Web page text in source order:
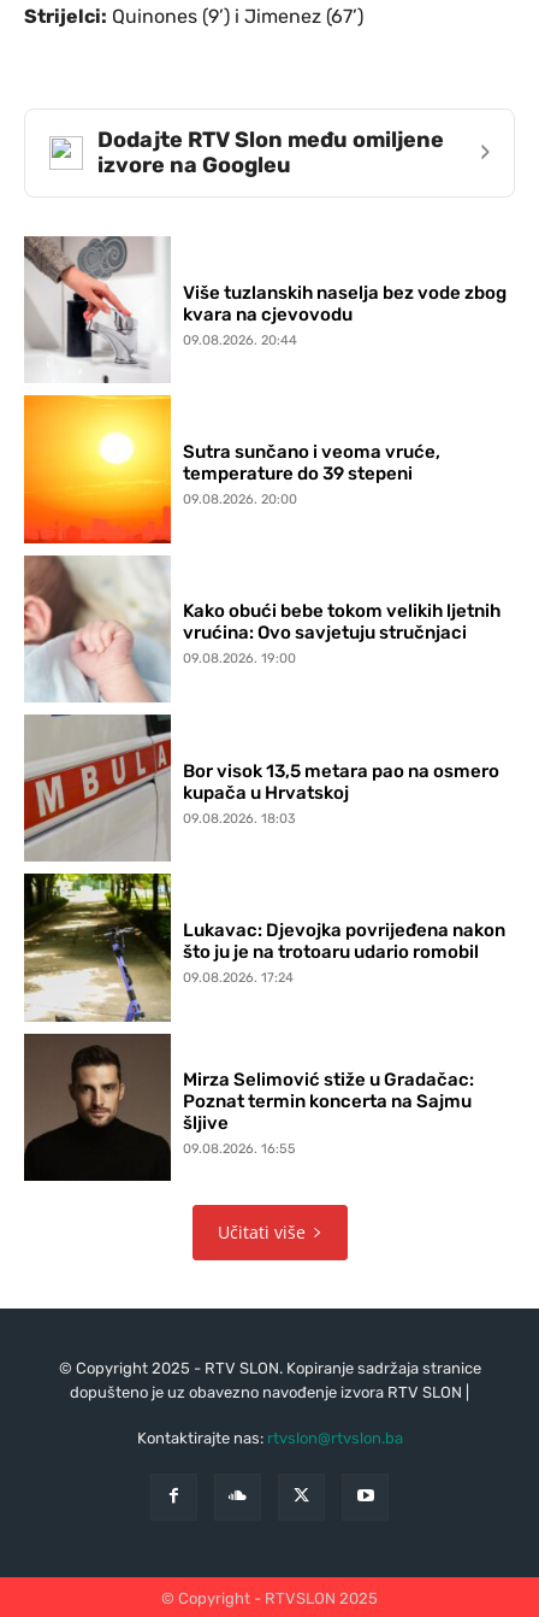
Strijelci: Quinones (9’) i Jimenez (67’)
Dodajte RTV Slon među omiljene
izvore na Googleu
›
Više tuzlanskih naselja bez vode zbog
kvara na cjevovodu
09.08.2026. 20:44
Sutra sunčano i veoma vruće,
temperature do 39 stepeni
09.08.2026. 20:00
Kako obući bebe tokom velikih ljetnih
vrućina: Ovo savjetuju stručnjaci
09.08.2026. 19:00
Bor visok 13,5 metara pao na osmero
kupača u Hrvatskoj
09.08.2026. 18:03
Lukavac: Djevojka povrijeđena nakon
što ju je na trotoaru udario romobil
09.08.2026. 17:24
Mirza Selimović stiže u Gradačac:
Poznat termin koncerta na Sajmu
šljive
09.08.2026. 16:55
Učitati više
© Copyright 2025 - RTV SLON. Kopiranje sadržaja stranice
dopušteno je uz obavezno navođenje izvora RTV SLON |
Kontaktirajte nas: rtvslon@rtvslon.ba
© Copyright - RTVSLON 2025